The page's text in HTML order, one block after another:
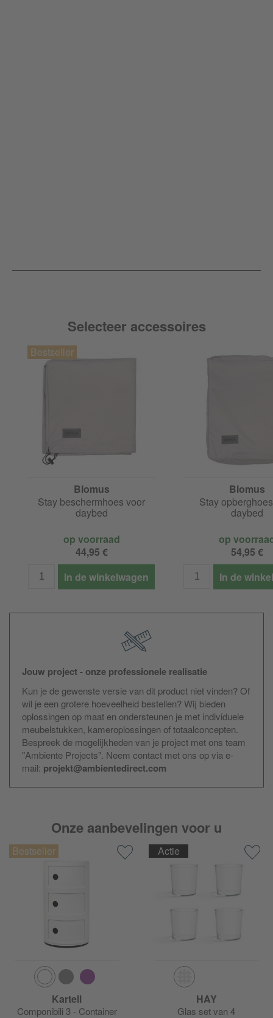
Selecteer accessoires
Blomus
Stay beschermhoes voor
daybed
op voorraad
44,95 €
In de winkelwagen
Blomus
Stay
daybed
op
54,95 €
In de
Jouw project - onze professionele realisatie
Kun je de gewenste versie van dit product niet vinden? Of
wil je een grotere hoeveelheid bestellen? Wij bieden
oplossingen op maat en ondersteunen je met individuele
meubelstukken, kameroplossingen of totaalconcepten.
Bespreek de mogelijkheden van je project met ons team
"Ambiente Projects". Neem contact met ons op via e-
mail: projekt@ambientedirect.com
Onze aanbevelingen voor u
Kartell
Componibili 3 - Container
Actie
HAY
Glas set van 4